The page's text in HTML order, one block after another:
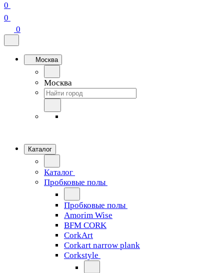
0
0
0
Москва
Москва
Каталог
Каталог
Пробковые полы
Пробковые полы
Amorim Wise
BFM CORK
CorkArt
Corkart narrow plank
Corkstyle